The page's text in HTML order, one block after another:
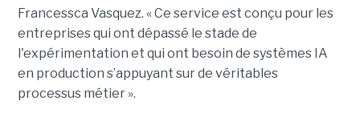
Francessca Vasquez. « Ce service est conçu pour les
entreprises qui ont dépassé le stade de
l'expérimentation et qui ont besoin de systèmes IA
en production s’appuyant sur de véritables
processus métier ».